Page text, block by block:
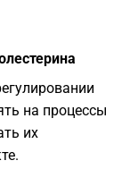
на процессы
их